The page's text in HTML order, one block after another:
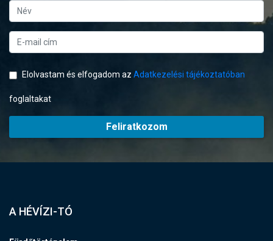
Elolvastam és elfogadom az Adatkezelési tájékoztatóban
foglaltakat
Feliratkozom
A HÉVÍZI-TÓ